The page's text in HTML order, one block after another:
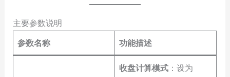
主要参数说明
参数名称
功能描述
收盘计算模式 ：设为